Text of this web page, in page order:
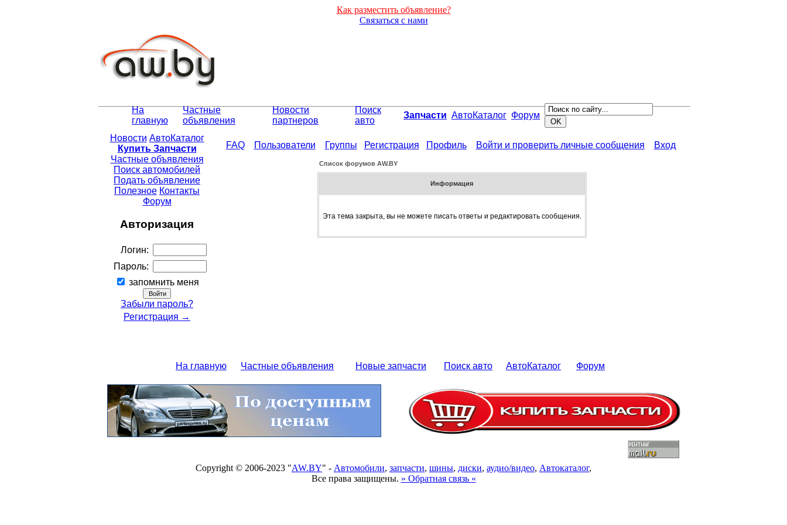
Как разместить объявление?
Связаться с нами
На
главную
Частные
объявления
Новости
партнеров
Поиск
авто
Запчасти АвтоКаталог Форум
Новости АвтоКаталог
Купить Запчасти
Частные объявления
Поиск автомобилей
Подать объявление
Полезное Контакты
Форум
Авторизация
Логин:
Пароль:
запомнить меня
Забыли пароль?
Регистрация →
FAQ Пользователи Группы Регистрация Профиль Войти и проверить личные сообщения Вход
Список форумов АW.BY
Информация
Эта тема закрыта, вы не можете писать ответы и редактировать сообщения.
На главную Частные объявления Новые запчасти Поиск авто АвтоКаталог Форум
Copyright © 2006-2023 "AW.BY" - Автомобили, запчасти, шины, диски, аудио/видео, Автокаталог,
Все права защищены. » Обратная связь «